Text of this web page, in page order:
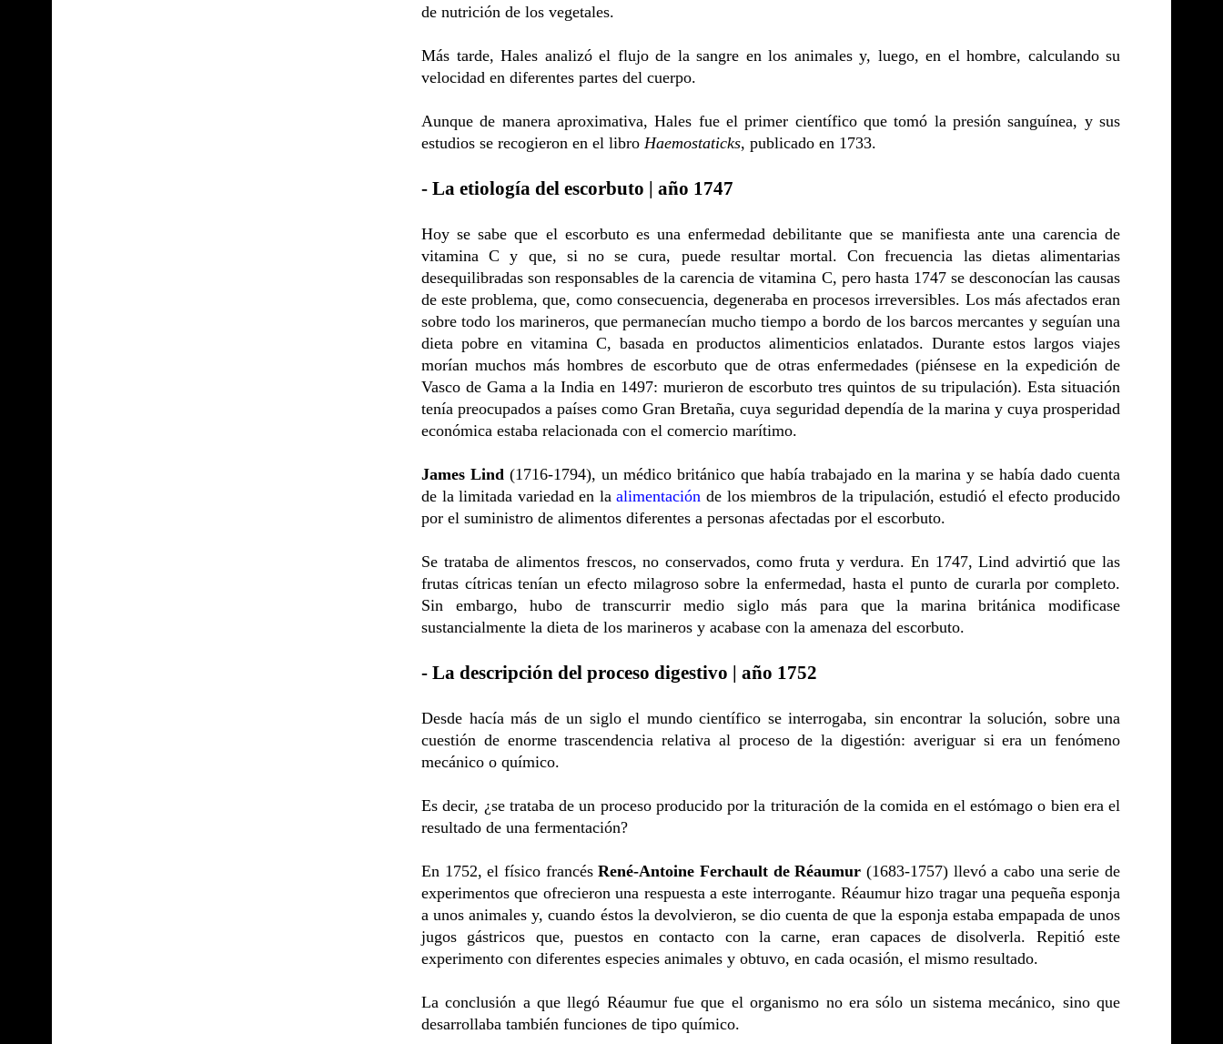
de nutrición de los vegetales.
Más tarde, Hales analizó el flujo de la sangre en los animales y, luego, en el hombre, calculando su
velocidad en diferentes partes del cuerpo.
Aunque de manera aproximativa, Hales fue el primer científico que tomó la presión sanguínea, y sus
estudios se recogieron en el libro Haemostaticks, publicado en 1733.
- La etiología del escorbuto | año 1747
Hoy se sabe que el escorbuto es una enfermedad debilitante que se manifiesta ante una carencia de
vitamina C y que, si no se cura, puede resultar mortal. Con frecuencia las dietas alimentarias
desequilibradas son responsables de la carencia de vitamina C, pero hasta 1747 se desconocían las causas
de este problema, que, como consecuencia, degeneraba en procesos irreversibles. Los más afectados eran
sobre todo los marineros, que permanecían mucho tiempo a bordo de los barcos mercantes y seguían una
dieta pobre en vitamina C, basada en productos alimenticios enlatados. Durante estos largos viajes
morían muchos más hombres de escorbuto que de otras enfermedades (piénsese en la expedición de
Vasco de Gama a la India en 1497: murieron de escorbuto tres quintos de su tripulación). Esta situación
tenía preocupados a países como Gran Bretaña, cuya seguridad dependía de la marina y cuya prosperidad
económica estaba relacionada con el comercio marítimo.
James Lind (1716-1794), un médico británico que había trabajado en la marina y se había dado cuenta
de la limitada variedad en laalimentación de los miembros de la tripulación, estudió el efecto producido
por el suministro de alimentos diferentes a personas afectadas por el escorbuto.
Se trataba de alimentos frescos, no conservados, como fruta y verdura. En 1747, Lind advirtió que las
frutas cítricas tenían un efecto milagroso sobre la enfermedad, hasta el punto de curarla por completo.
Sin embargo, hubo de transcurrir medio siglo más para que la marina británica modificase
sustancialmente la dieta de los marineros y acabase con la amenaza del escorbuto.
- La descripción del proceso digestivo | año 1752
Desde hacía más de un siglo el mundo científico se interrogaba, sin encontrar la solución, sobre una
cuestión de enorme trascendencia relativa al proceso de la digestión: averiguar si era un fenómeno
mecánico o químico.
Es decir, ¿se trataba de un proceso producido por la trituración de la comida en el estómago o bien era el
resultado de una fermentación?
En 1752, el físico francésRené-Antoine Ferchault de Réaumur (1683-1757) llevó a cabo una serie de
experimentos que ofrecieron una respuesta a este interrogante. Réaumur hizo tragar una pequeña esponja
a unos animales y, cuando éstos la devolvieron, se dio cuenta de que la esponja estaba empapada de unos
jugos gástricos que, puestos en contacto con la carne, eran capaces de disolverla. Repitió este
experimento con diferentes especies animales y obtuvo, en cada ocasión, el mismo resultado.
La conclusión a que llegó Réaumur fue que el organismo no era sólo un sistema mecánico, sino que
desarrollaba también funciones de tipo químico.